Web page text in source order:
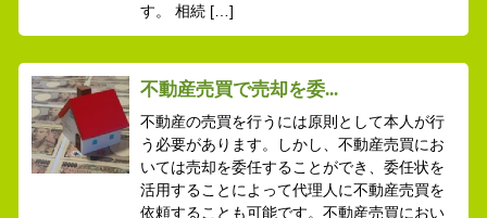
す。 相続 […]
不動産売買で売却を委...
不動産の売買を行うには原則として本人が行
う必要があります。しかし、不動産売買にお
いては売却を委任することができ、委任状を
活用することによって代理人に不動産売買を
依頼することも可能です。不動産売買におい